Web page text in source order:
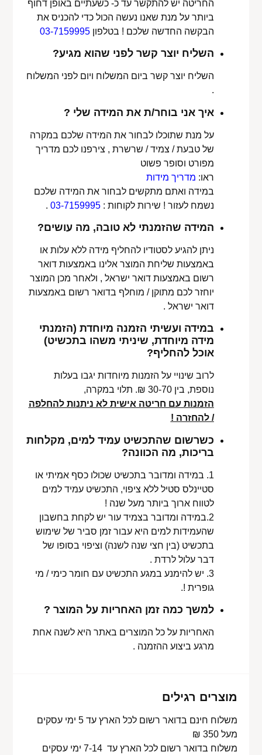
החריטה יש להתקשר עד כ- כשעתיים באופן דחוף
ביותר על מנת שאנו נעשה הכול כדי להכניס את
הבקשה החדשה שלכם ! בטלפון03-7159995
השליח יוצר קשר לפני שהוא מגיע?
השליח יוצר קשר ביום המשלוח ויום לפני המשלוח
.
איך אני בוחר/ת את המידה שלי ?
על מנת שתוכלו לבחור את המידה שלכם במקרה
של טבעת / צמיד / שרשרת , צירפנו לכם מדריך
מפורט וסופר פשוט
ראו: מדריך מידות
במידה ואתם מתקשים לבחור את המידה שלכם
נשמח לעזור ! שירות לקוחות :03-7159995
.
המידה שהזמנתי לא טובה, מה עושים?
ניתן להגיע לסטודיו להחליף מידה ללא עלות או
באמצעות שליחת המוצר אלינו באמצעות דואר
רשום באמצעות דואר ישראל , ולאחר מכן המוצר
יוחזר לכם מתוקן / מוחלף בדואר רשום באמצעות
דואר ישראל .
במידה ועשיתי הזמנה מיוחדת (הזמנתי
מידה מיוחדת, שיניתי משהו בתכשיט)
אוכל להחליף?
לרוב שינויי על הזמנות מיוחדות יגבו בעלות
נוספת, בין 30-70 ₪. תלוי במקרה,
הזמנות עם חריטה אישית לא ניתנות להחלפה
/ להחזרה !
כשרשום שהתכשיט עמיד למים, מקלחות
בריכות, מה הכוונה?
1. במידה ומדובר בתכשיט שכולו כסף אמיתי או
סטיינלס סטיל ללא ציפוי, התכשיט עמיד למים
לטווח ארוך ביותר מעל שנה !
2.במידה ומדובר בצמיד עור יש לקחת בחשבון
שהעמידות למים היא עבור זמן סביר של שימוש
בתכשיט (בין חצי שנה לשנה) וציפוי בסופו של
דבר עלול לרדת .
3. יש להימנע במגע התכשיט עם חומר כימי / מי
גופרית !.
למשך כמה זמן האחריות על המוצר ?
האחריות על כל המוצרים באתר היא לשנה אחת
מרגע ביצוע ההזמנה .
מוצרים רגילים
משלוח חינם בדואר רשום לכל הארץ עד 5 ימי עסקים
מעל 350 ₪
משלוח בדואר רשום לכל הארץ עד 7-14 ימי עסקים